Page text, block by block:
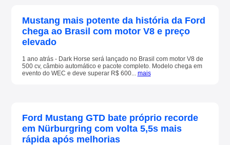
Mustang mais potente da história da Ford
chega ao Brasil com motor V8 e preço
elevado
1 ano atrás - Dark Horse será lançado no Brasil com motor V8 de
500 cv, câmbio automático e pacote completo. Modelo chega em
evento do WEC e deve superar R$ 600... mais
Ford Mustang GTD bate próprio recorde
em Nürburgring com volta 5,5s mais
rápida após melhorias